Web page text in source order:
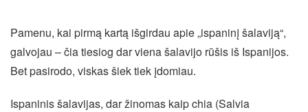
Pamenu, kai pirmą kartą išgirdau apie „ispaninį šalaviją“,
galvojau – čia tiesiog dar viena šalavijo rūšis iš Ispanijos.
Bet pasirodo, viskas šiek tiek įdomiau.
Ispaninis šalavijas, dar žinomas kaip chia (Salvia